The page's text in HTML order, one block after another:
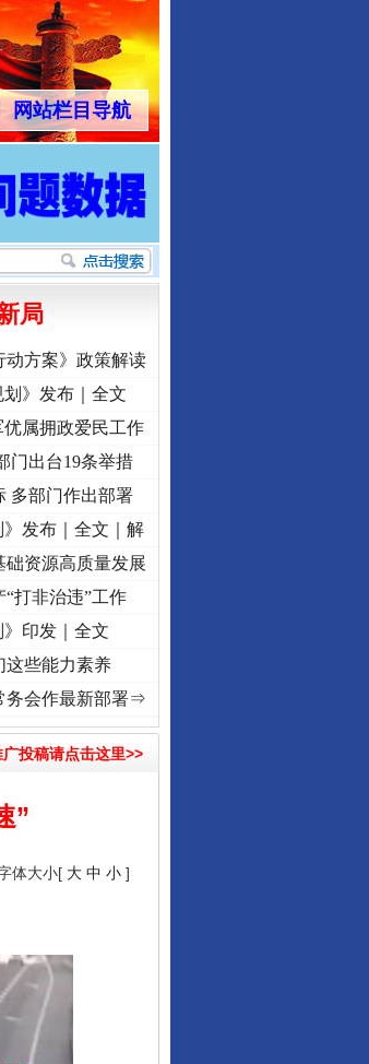
网站栏目导航
复兴征程丨“转折之城”激荡..
局
动方案》政策解读
划》发布｜全文
属拥政爱民工作
门出台19条举措
多部门作出部署
》发布｜全文｜解
础资源高质量发展
打非治违”工作
》印发｜全文
这些能力素养
务会作最新部署⇒
广投稿请点击这里>>
”
体大小[ 大 中 小 ]